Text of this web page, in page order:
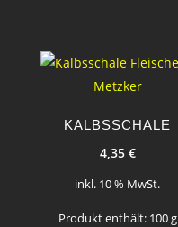
KALBSSCHALE
4,35 €
inkl. 10 % MwSt.
Produkt enthält: 100g